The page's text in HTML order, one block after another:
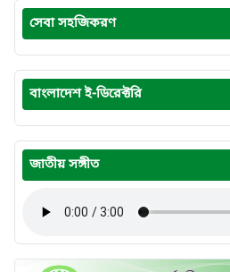
সেবা সহজিকরণ
বাংলাদেশ ই-ডিরেক্টরি
জাতীয় সঙ্গীত